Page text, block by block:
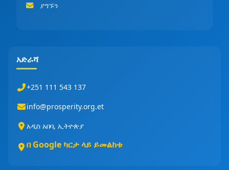
ያግኙን
አድራሻ
+251 111 543 137
info@prosperity.org.et
አዲስ አበባ, ኢትዮጵያ
በ Google ካርታ ላይ ይመልከቱ